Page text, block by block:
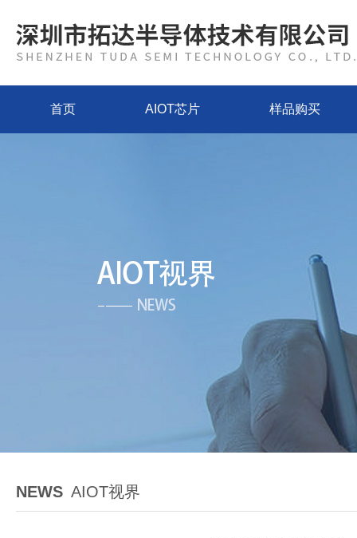
首页 AIOT芯片 样品购买
NEWS AIOT视界